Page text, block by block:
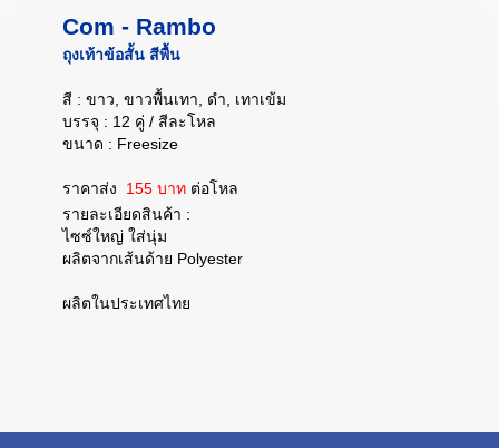
Com - Rambo
ถุงเท้าข้อสั้น สีพื้น
สี : ขาว, ขาวพื้นเทา, ดำ, เทาเข้ม
บรรจุ : 12 คู่ / สีละโหล
ขนาด : Freesize
ราคาส่ง 155 บาท ต่อโหล
รายละเอียดสินค้า :
ไซซ์ใหญ่ ใส่นุ่ม
ผลิตจากเส้นด้าย Polyester
ผลิตในประเทศไทย